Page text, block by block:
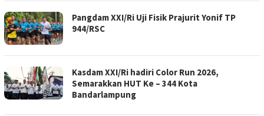
Pangdam XXI/Ri Uji Fisik Prajurit Yonif TP
944/RSC
Kasdam XXI/Ri hadiri Color Run 2026,
Semarakkan HUT Ke – 344 Kota
Bandarlampung